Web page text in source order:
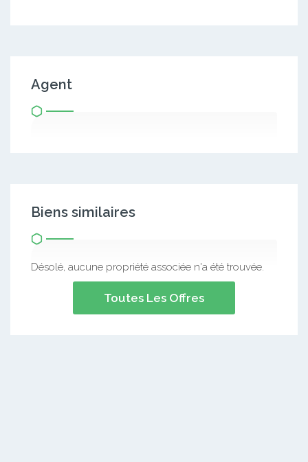
Agent
Biens similaires
Désolé, aucune propriété associée n'a été trouvée.
Toutes Les Offres